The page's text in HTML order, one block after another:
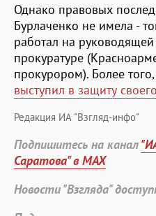
Однако правовых
Бурлаченко не имела -
работал на
прокуратуре
прокурором). Более
выступил в защиту
Редакция ИА "Взгляд-инфо"
Подпишитесь на канал
Саратова" в MAX
Новости "Взгляда"